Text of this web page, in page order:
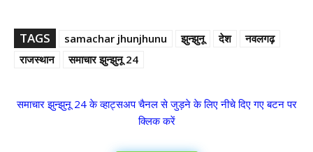
TAGS samachar jhunjhunu झुन्झुनू देश
नवलगढ़
राजस्थान
समाचार झुन्झुनू 24
समाचार झुन्झुनू 24 के व्हाट्सअप चैनल से जुड़ने के लिए नीचे दिए गए बटन पर
क्लिक करें